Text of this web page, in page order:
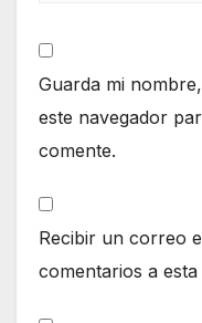
Guarda mi
este navegador
comente.
Recibir un correo
comentarios a esta